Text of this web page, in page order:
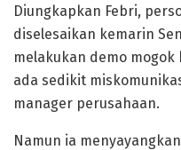
Diungkapkan Febri,
diselesaikan kemarin
melakukan demo
ada sedikit
manager perusahaan.
Namun ia